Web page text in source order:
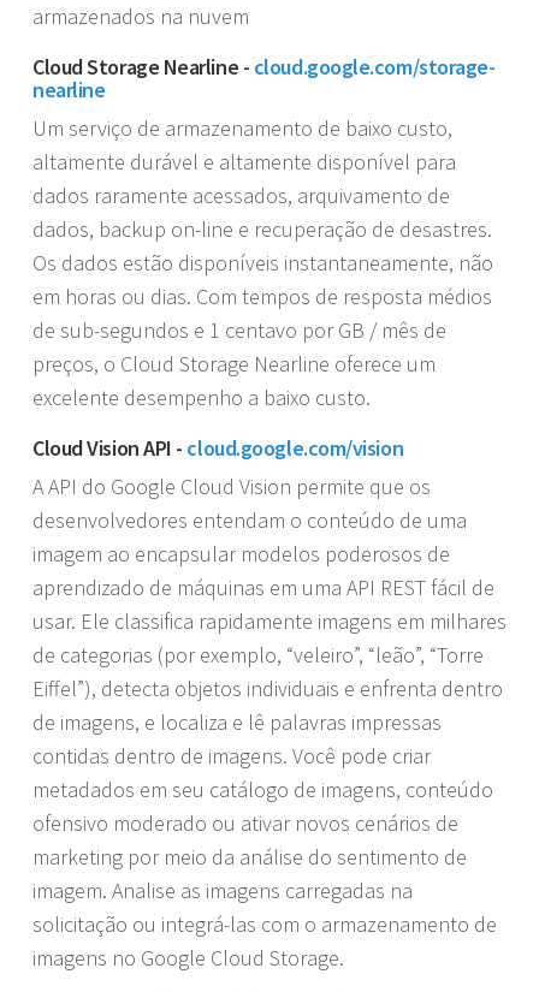
armazenados na nuvem
Cloud Storage Nearline - cloud.google.com/storage-
nearline
Um serviço de armazenamento de baixo custo,
altamente durável e altamente disponível para
dados raramente acessados, arquivamento de
dados, backup on-line e recuperação de desastres.
Os dados estão disponíveis instantaneamente, não
em horas ou dias. Com tempos de resposta médios
de sub-segundos e 1 centavo por GB / mês de
preços, o Cloud Storage Nearline oferece um
excelente desempenho a baixo custo.
Cloud Vision API - cloud.google.com/vision
A API do Google Cloud Vision permite que os
desenvolvedores entendam o conteúdo de uma
imagem ao encapsular modelos poderosos de
aprendizado de máquinas em uma API REST fácil de
usar. Ele classifica rapidamente imagens em milhares
de categorias (por exemplo, “veleiro”, “leão”, “Torre
Eiffel”), detecta objetos individuais e enfrenta dentro
de imagens, e localiza e lê palavras impressas
contidas dentro de imagens. Você pode criar
metadados em seu catálogo de imagens, conteúdo
ofensivo moderado ou ativar novos cenários de
marketing por meio da análise do sentimento de
imagem. Analise as imagens carregadas na
solicitação ou integrá-las com o armazenamento de
imagens no Google Cloud Storage.